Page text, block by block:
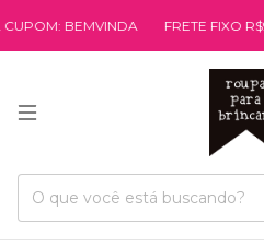
BEMVINDA FRETE FIXO R$9,90